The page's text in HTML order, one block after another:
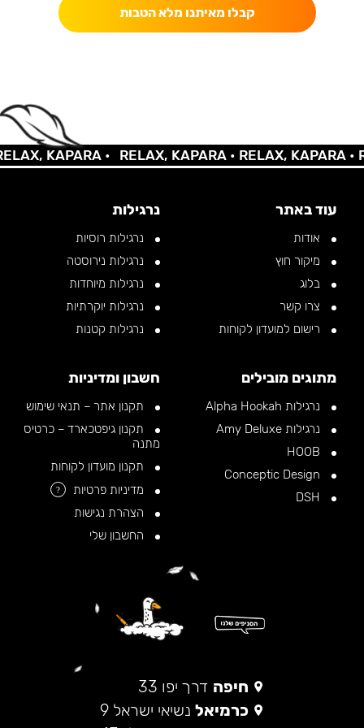
קבלו מאיתנו מלא הטבות
KAPARA • RELAX, KAPARA •RELAX, KAPARA •
עוד באתר
אודות
מיקור חוץ
בלוג
צרו קשר
רישום למועדון לקוחות
נרגילות
נרגילות רוסיות
נרגילות נירוסטה
נרגילות מיוחדות
נרגילות יוקרתיות
נרגילות קטנות
מתוגים מובילים
נרגילות Alpha Hookah
נרגילות Amy Deluxe
חשבון ומדיניות
תקנון אתר – תנאי שימוש
תקנון גיפטכארד – כרטיס
מתנה
תקנון מועדון לקוחות
מדיניות פרטיות
?
הצהרת נגישות
החשבון שלי
חיפה דרך יפו 33
כרמיאל נשיאי ישראל 9